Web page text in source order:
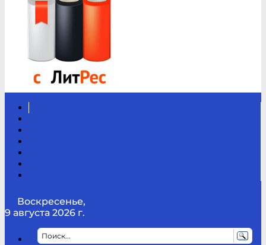
Воскресенье,
9 августа 2026 г.